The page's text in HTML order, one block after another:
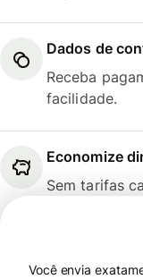
Dados de
Receba
facilidade.
Economize
Sem tarifas
Você envia